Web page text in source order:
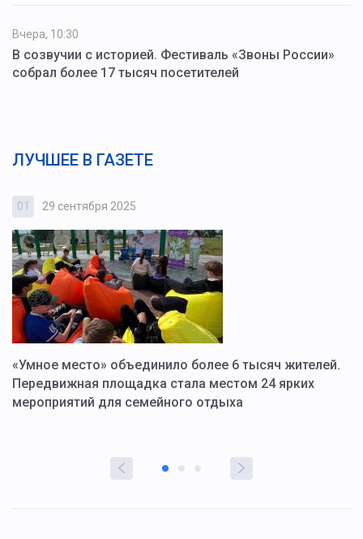
Вчера, 10:30
В созвучии с историей. Фестиваль «Звоны России»
собрал более 17 тысяч посетителей
ЛУЧШЕЕ В ГАЗЕТЕ
01 29 сентября 2025
«Умное место» объединило более 6 тысяч жителей.
Передвижная площадка стала местом 24 ярких
мероприятий для семейного отдыха